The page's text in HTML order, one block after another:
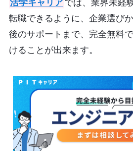
活学キャリアでは、業界未経
転職できるように、企業選び
後のサポートまで、完全無料
けることが出来ます。